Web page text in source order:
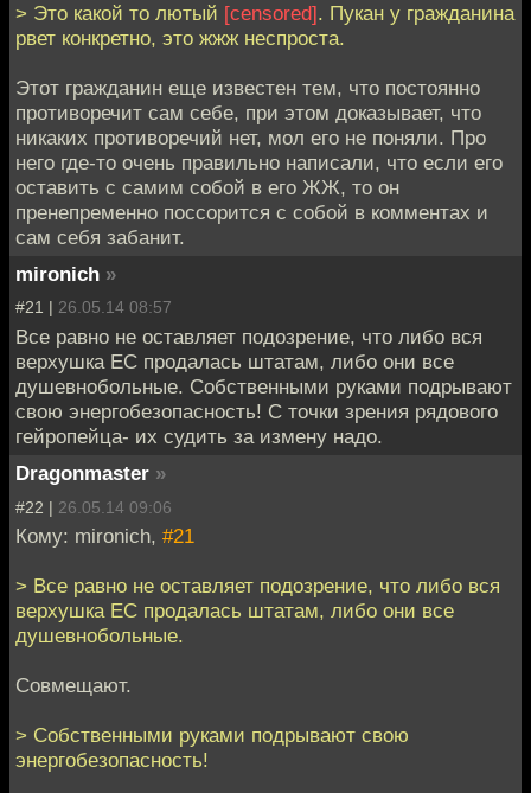
> Это какой то лютый [censored]. Пукан у гражданина
рвет конкретно, это жжж неспроста.
Этот гражданин еще известен тем, что постоянно
противоречит сам себе, при этом доказывает, что
никаких противоречий нет, мол его не поняли. Про
него где-то очень правильно написали, что если его
оставить с самим собой в его ЖЖ, то он
пренепременно поссорится с собой в комментах и
сам себя забанит.
mironich »
#21 | 26.05.14 08:57
Все равно не оставляет подозрение, что либо вся
верхушка ЕС продалась штатам, либо они все
душевнобольные. Собственными руками подрывают
свою энергобезопасность! С точки зрения рядового
гейропейца- их судить за измену надо.
Dragonmaster »
#22 | 26.05.14 09:06
Кому: mironich, #21
> Все равно не оставляет подозрение, что либо вся
верхушка ЕС продалась штатам, либо они все
душевнобольные.
Совмещают.
> Собственными руками подрывают свою
энергобезопасность!